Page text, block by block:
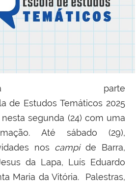
parte
de Estudos Temáticos 2025
segunda (24) com uma
Até sábado (29),
nos campide Barra,
da Lapa, Luís Eduardo
Maria da Vitória.
Palestras,